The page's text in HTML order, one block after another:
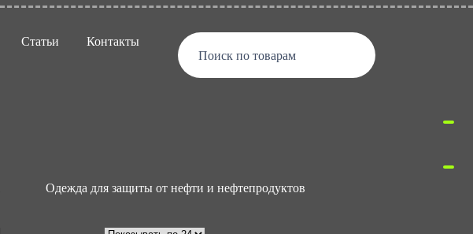
Статьи Контакты
Поиск по товарам
Одежда для защиты от нефти и нефтепродуктов